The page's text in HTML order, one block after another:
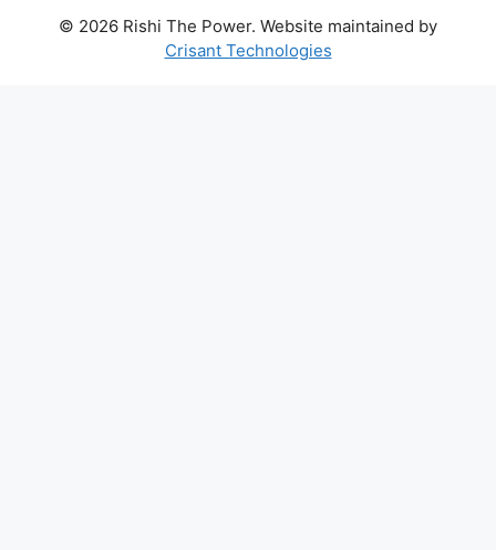
© 2026 Rishi The Power. Website maintained by
Crisant Technologies